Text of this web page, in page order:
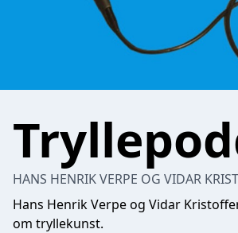
HANS HENRIK VERPE OG VIDAR
Hans Henrik Verpe og Vidar
om tryllekunst.